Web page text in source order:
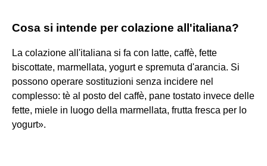
Cosa si intende per colazione all'italiana?
La colazione all'italiana si fa con latte, caffè, fette
biscottate, marmellata, yogurt e spremuta d'arancia. Si
possono operare sostituzioni senza incidere nel
complesso: tè al posto del caffè, pane tostato invece delle
fette, miele in luogo della marmellata, frutta fresca per lo
yogurt».